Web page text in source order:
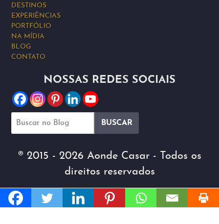
DESTINOS
EXPERIÊNCIAS
PORTFÓLIO
NA MÍDIA
BLOG
CONTATO
NOSSAS REDES SOCIAIS
® 2015 - 2026 Aonde Casar - Todos os
direitos reservados